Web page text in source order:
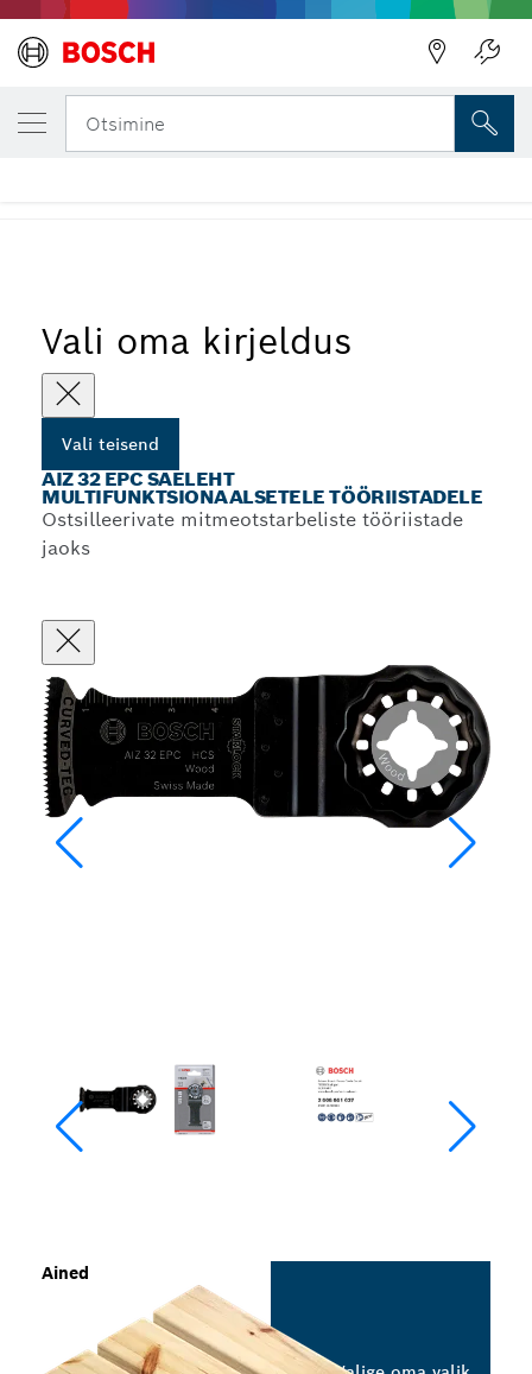
Otsimine
Vali oma kirjeldus
Vali teisend
AIZ 32 EPC SAELEHT
MULTIFUNKTSIONAALSETELE TÖÖRIISTADELE
Ostsilleerivate mitmeotstarbeliste tööriistade
jaoks
Ained
SINU VALITUD TEISEND
AIZ 32 EPC saeleht
tööriistadele